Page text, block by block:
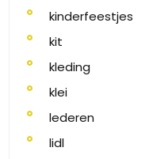
kinderfeestjes
kit
kleding
klei
lederen
lidl